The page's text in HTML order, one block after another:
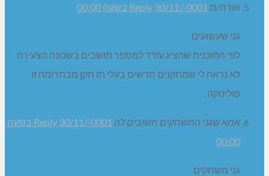
אורח/ת Reply 30/11/-0001 בשעה 00:00
גני שעשועים
לפי התוכנית שהציג עודד למספר תושבים בשכונה הצעירה
לא נראה לי שמתקנים חדשים בעלי תו תקן מבתרומה זו
פוליטקה .
אמא שגני המשחקים חשובים לה Reply 30/11/-0001 בשעה
00:00
גני משחקים